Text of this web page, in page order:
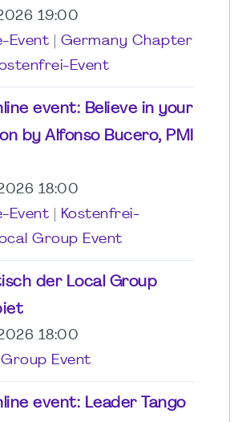
19:00
Event
Germany Chapter
Event
event: Believe in your
by Alfonso Bucero, PMI
18:00
Event
Kostenfrei-
Group Event
der Local Group
18:00
Event
event: Leader Tango